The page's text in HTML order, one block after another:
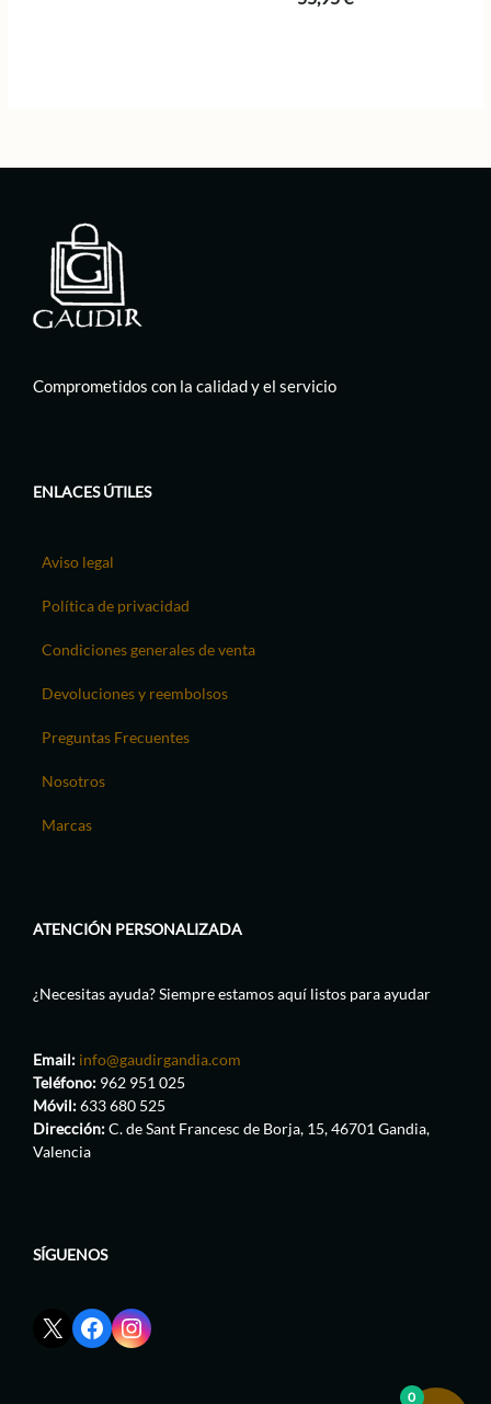
Comprometidos con la calidad y el servicio
ENLACES ÚTILES
Aviso legal
Política de privacidad
Condiciones generales de venta
Devoluciones y reembolsos
Preguntas Frecuentes
Nosotros
Marcas
ATENCIÓN PERSONALIZADA
¿Necesitas ayuda? Siempre estamos aquí listos para ayudar
Email: info@gaudirgandia.com
Teléfono: 962 951 025
Móvil:633 680 525
Dirección:C. de Sant Francesc de Borja, 15, 46701 Gandia,
Valencia
SÍGUENOS
Enlace
red
Enlace
de
Enlace
0